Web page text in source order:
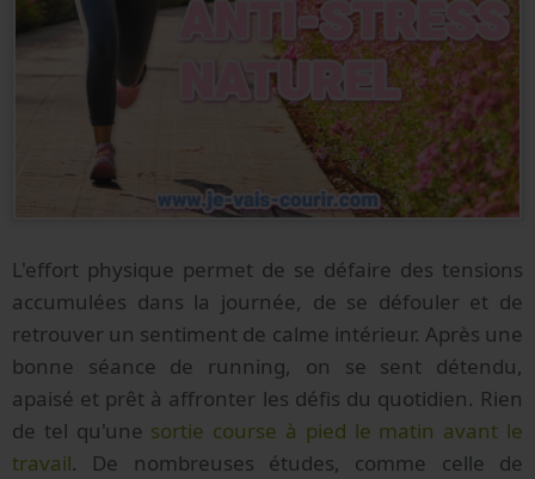
L'effort physique permet de se défaire des tensions
accumulées dans la journée, de se défouler et de
retrouver un sentiment de calme intérieur. Après une
bonne séance de running, on se sent détendu,
apaisé et prêt à affronter les défis du quotidien. Rien
de tel qu'une sortie course à pied le matin avant le
travail. De nombreuses études, comme celle de